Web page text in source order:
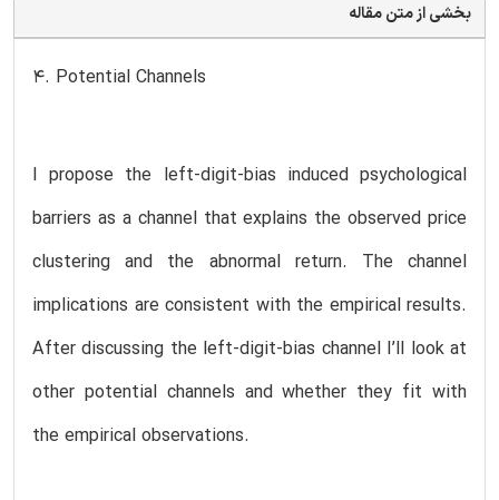
بخشی از متن مقاله
4. Potential Channels
I propose the left-digit-bias induced psychological
barriers as a channel that explains the observed price
clustering and the abnormal return. The channel
implications are consistent with the empirical results.
After discussing the left-digit-bias channel I’ll look at
other potential channels and whether they fit with
the empirical observations.